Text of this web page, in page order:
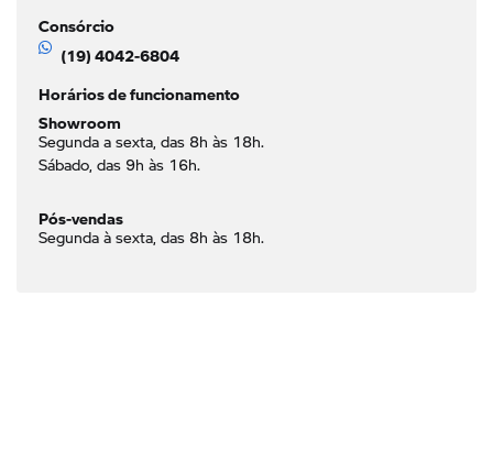
Consórcio
(19) 4042-6804
Horários de funcionamento
Showroom
Segunda a sexta, das 8h às 18h.
Sábado, das 9h às 16h.
Pós-vendas
Segunda à sexta, das 8h às 18h.